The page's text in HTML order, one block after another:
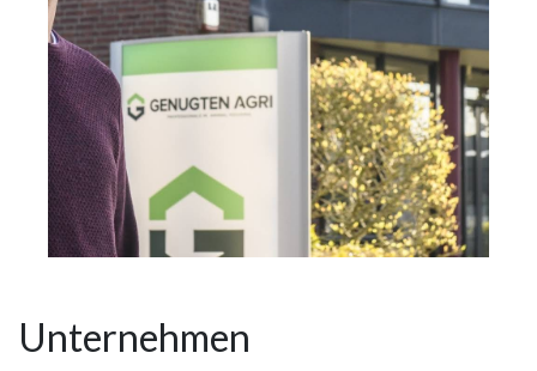
Unternehmen